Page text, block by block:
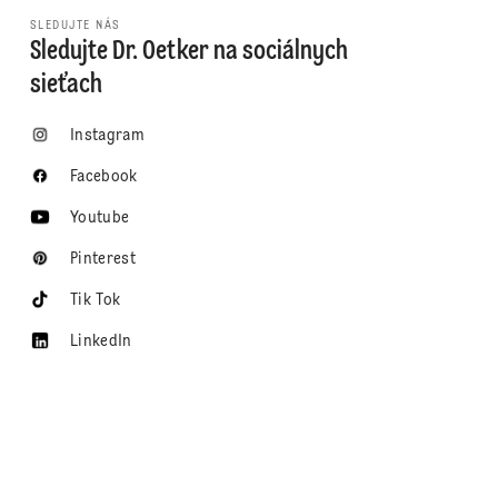
SLEDUJTE NÁS
Sledujte Dr. Oetker na sociálnych
sieťach
Instagram
Facebook
Youtube
Pinterest
Tik Tok
LinkedIn